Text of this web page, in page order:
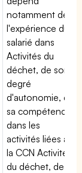
notamment de
l'expérience du
salarié dans
Activités du
déchet, de son
degré
d'autonomie, de
sa compétence
dans les
activités liées à
la CCN Activités
du déchet, de